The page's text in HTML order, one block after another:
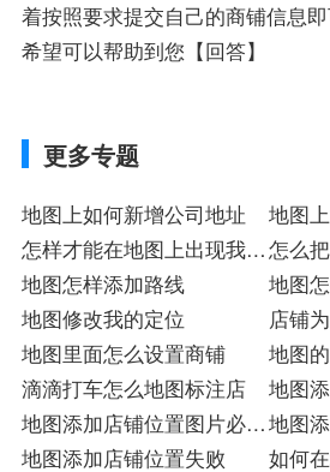
着按照要求提交自己的商铺信息即
希望可以帮助到您【回答】
更多专题
地图上如何新增公司地址
地图
怎样才能在地图上出现我的
店名
怎么
地图怎样添加路线
地图
位
地图修改我的定位
店铺
地图里面怎么设置商铺
地图
滴滴打车怎么地图标注店
地图
地图添加店铺位置图片必须
现场拍吗?
地图
坏处
地图添加店铺位置失败
如何